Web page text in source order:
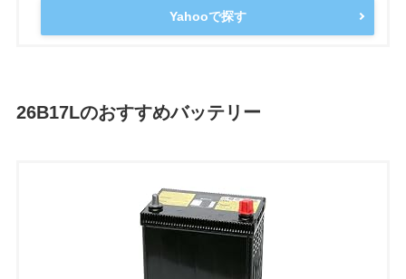
Yahooで探す
26B17Lのおすすめバッテリー